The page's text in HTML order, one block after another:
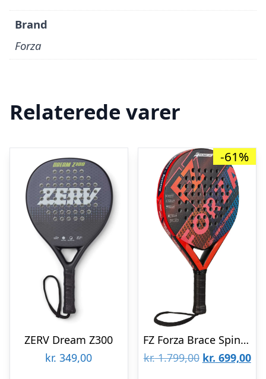
Brand
Forza
Relaterede varer
ZERV Dream Z300
kr. 349,00
-61%
FZ Forza Brace Spin 18K Padelbat
kr.1.799,00 Den
kr. 699,00